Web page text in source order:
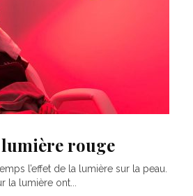
rouge
l’effet de la lumière sur la peau.
la lumière ont...